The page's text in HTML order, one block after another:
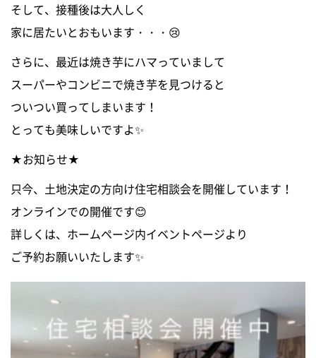
0120-255-269
営業時間／9：00〜17：30
※事前連絡で定休日も対応可
イベント情報
そして、接種後は大人しく
家に居たいとおもいます・・・😢
さらに、最近は焼き芋にハマっていまして
スーパーやコンビニで焼き芋を見つけると
ついつい買ってしまいます！
とっても美味しいですよ✨
★お知らせ★
只今、土地決定の方向け住宅相談会を開催しています！
オンラインでの開催です😊
詳しくは、ホームページ内イベントページより
ご予約お願いいたします✨